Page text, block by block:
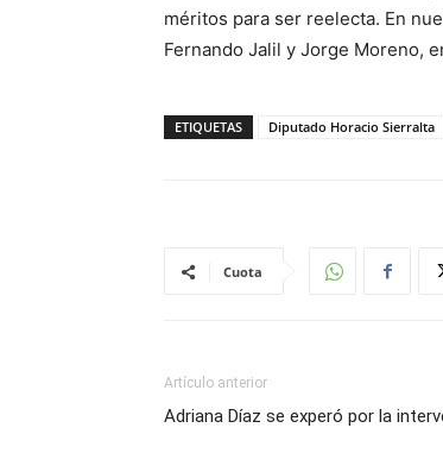
méritos para ser reelecta. En
Fernando Jalil y Jorge Moreno,
ETIQUETAS Diputado Horacio Sierralta
Cuota
Artículo anterior
Adriana Díaz se experó por la